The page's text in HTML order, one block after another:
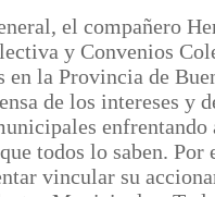
el compañero
y Convenios
la Provincia de
de los intereses y
enfrentando
todos lo saben. Por
vincular su